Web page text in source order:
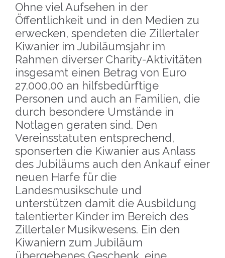
Ohne viel Aufsehen in der
Öffentlichkeit und in den Medien zu
erwecken, spendeten die Zillertaler
Kiwanier im Jubiläumsjahr im
Rahmen diverser Charity-Aktivitäten
insgesamt einen Betrag von Euro
27.000,00 an hilfsbedürftige
Personen und auch an Familien, die
durch besondere Umstände in
Notlagen geraten sind. Den
Vereinsstatuten entsprechend,
sponserten die Kiwanier aus Anlass
des Jubiläums auch den Ankauf einer
neuen Harfe für die
Landesmusikschule und
unterstützen damit die Ausbildung
talentierter Kinder im Bereich des
Zillertaler Musikwesens. Ein den
Kiwaniern zum Jubiläum